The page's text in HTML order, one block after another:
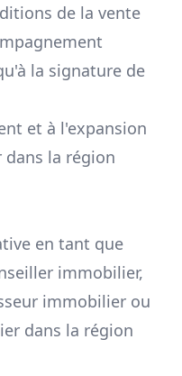
de la vente
la signature de
et à l'expansion
la région
en tant que
immobilier,
immobilier ou
dans la région